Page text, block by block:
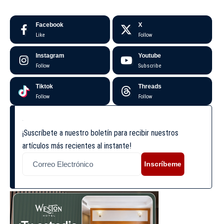
Facebook
Like
X
Follow
Instagram
Follow
Youtube
Subscribe
Tiktok
Follow
Threads
Follow
¡Suscríbete a nuestro boletín para recibir nuestros
artículos más recientes al instante!
Inscríbeme